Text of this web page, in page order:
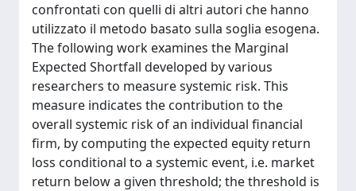
confrontati con quelli di altri autori che hanno
utilizzato il metodo basato sulla soglia esogena.
The following work examines the Marginal
Expected Shortfall developed by various
researchers to measure systemic risk. This
measure indicates the contribution to the
overall systemic risk of an individual financial
firm, by computing the expected equity return
loss conditional to a systemic event, i.e. market
return below a given threshold; the threshold is